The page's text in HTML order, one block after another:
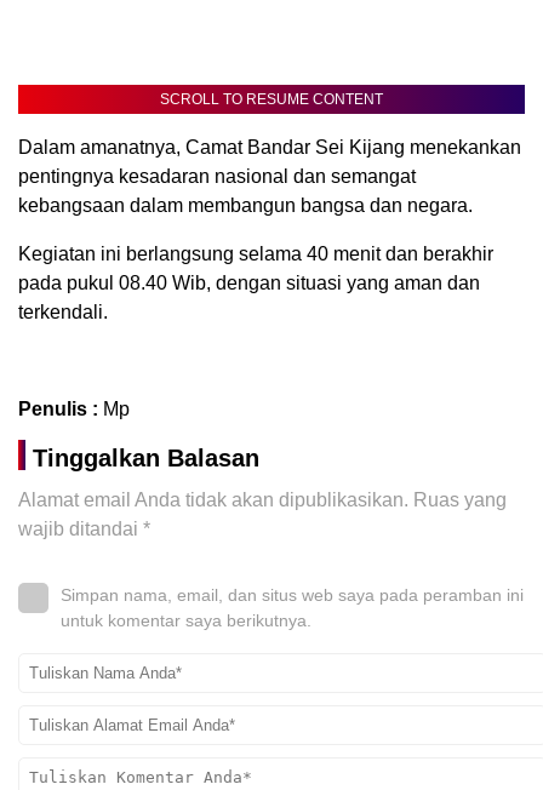
SCROLL TO RESUME CONTENT
Dalam amanatnya, Camat Bandar Sei Kijang menekankan
pentingnya kesadaran nasional dan semangat
kebangsaan dalam membangun bangsa dan negara.
Kegiatan ini berlangsung selama 40 menit dan berakhir
pada pukul 08.40 Wib, dengan situasi yang aman dan
terkendali.
Penulis : Mp
Tinggalkan Balasan
Alamat email Anda tidak akan dipublikasikan. Ruas yang
wajib ditandai *
Simpan nama, email, dan situs web saya pada peramban ini
untuk komentar saya berikutnya.